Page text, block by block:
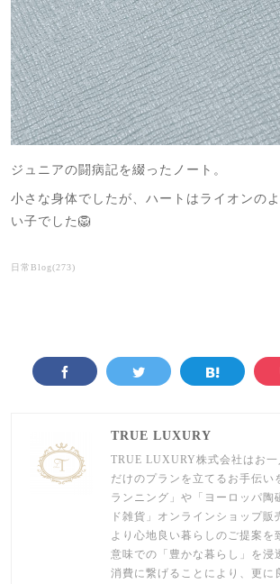
ジュニアの闘病記を綴ったノート。
小さな身体でしたが、ハートはライオンの
い子でした🦁
日常Blog(273)
TRUE LUXURY
TRUE LUXURY株式会社はお一
だけのプランを立てるお手伝い
ランニング」や「ヨーロッパ陶
ド雑貨」オンラインショップ販
より心地良い暮らしのご提案を
意味での「豊かな暮らし」を浸
消費に繋げることにより、更に